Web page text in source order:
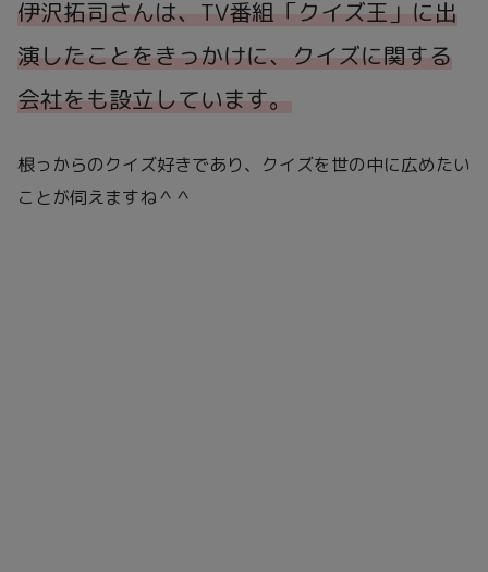
伊沢拓司さんは、TV番組「クイズ王」に出
演したことをきっかけに、クイズに関する
会社をも設立しています。
根っからのクイズ好きであり、クイズを世の中に広めたい
ことが伺えますね＾＾